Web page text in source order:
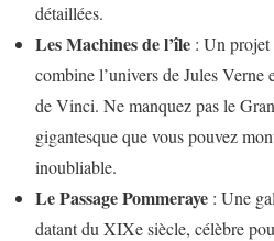
détaillées.
Les Machines de l’île : Un projet
combine l’univers de Jules Verne
de Vinci. Ne manquez pas le
gigantesque que vous pouvez
inoubliable.
Le Passage Pommeraye : Une
datant du XIXe siècle, célèbre